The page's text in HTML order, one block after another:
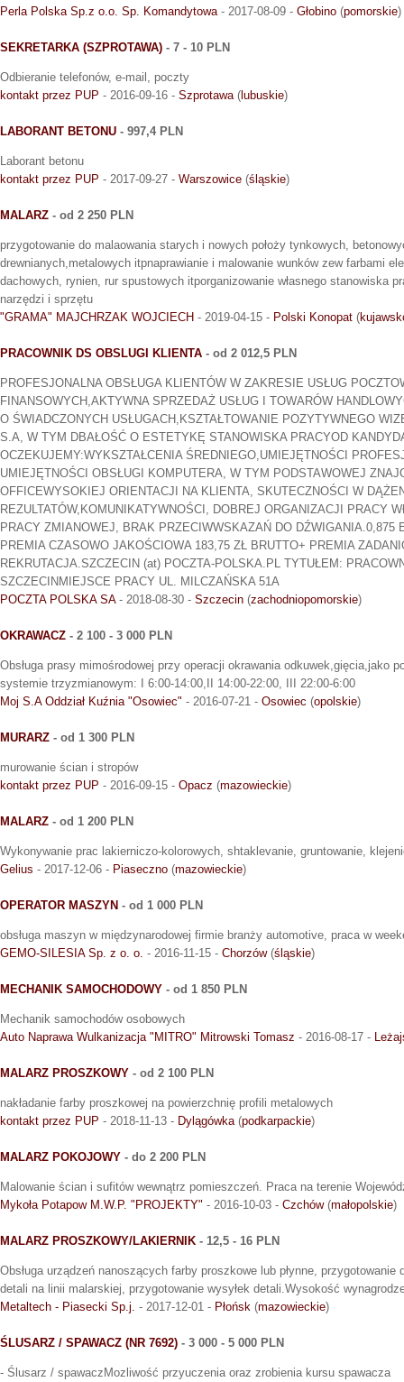
Perla Polska Sp.z o.o. Sp. Komandytowa- 2017-08-09 - Głobino (pomorskie)
SEKRETARKA (SZPROTAWA) - 7 - 10 PLN
Odbieranie telefonów, e-mail, poczty
kontakt przez PUP - 2016-09-16 - Szprotawa( lubuskie)
LABORANT BETONU - 997,4 PLN
Laborant betonu
kontakt przez PUP - 2017-09-27 - Warszowice (śląskie)
MALARZ - od 2 250 PLN
przygotowanie do malaowania starych i nowych położy tynkowych,
drewnianych,metalowych itpnaprawianie i malowanie wunków zew farbami
dachowych, rynien, rur spustowych itporganizowanie własnego stanowiska
narzędzi i sprzętu
"GRAMA" MAJCHRZAK WOJCIECH - 2019-04-15 - Polski Konopat (
PRACOWNIK DS OBSLUGI KLIENTA - od 2 012,5 PLN
PROFESJONALNA OBSŁUGA KLIENTÓW W ZAKRESIE USŁUG
FINANSOWYCH,AKTYWNA SPRZEDAŻ USŁUG I TOWARÓW
O ŚWIADCZONYCH USŁUGACH,KSZTAŁTOWANIE POZYTYWNEGO
S.A, W TYM DBAŁOŚĆ O ESTETYKĘ STANOWISKA PRACYOD
OCZEKUJEMY:WYKSZTAŁCENIA ŚREDNIEGO,UMIEJĘTNOŚCI
UMIEJĘTNOŚCI OBSŁUGI KOMPUTERA, W TYM PODSTAWOWEJ
OFFICEWYSOKIEJ ORIENTACJI NA KLIENTA, SKUTECZNOŚCI W
REZULTATÓW,KOMUNIKATYWNOŚCI, DOBREJ ORGANIZACJI PRACY
PRACY ZMIANOWEJ, BRAK PRZECIWWSKAZAŃ DO DŹWIGANIA.0,875
PREMIA CZASOWO JAKOŚCIOWA 183,75 ZŁ BRUTTO+ PREMIA
REKRUTACJA.SZCZECIN (at) POCZTA-POLSKA.PL TYTUŁEM:
SZCZECINMIEJSCE PRACY UL. MILCZAŃSKA 51A
POCZTA POLSKA SA- 2018-08-30 - Szczecin (zachodniopomorskie)
OKRAWACZ - 2 100 - 3 000 PLN
Obsługa prasy mimośrodowej przy operacji okrawania odkuwek,gięcia,jako
systemie trzyzmianowym: I 6:00-14:00,II 14:00-22:00, III 22:00-6:00
Moj S.A Oddział Kuźnia "Osowiec" - 2016-07-21 - Osowiec (opolskie)
MURARZ - od 1 300 PLN
murowanie ścian i stropów
kontakt przez PUP - 2016-09-15 - Opacz (mazowieckie)
MALARZ - od 1 200 PLN
Wykonywanie prac lakierniczo-kolorowych, shtaklevanie, gruntowanie,
Gelius - 2017-12-06 - Piaseczno (mazowieckie)
OPERATOR MASZYN - od 1 000 PLN
obsługa maszyn w międzynarodowej firmie branży automotive, praca w
GEMO-SILESIA Sp. z o. o. - 2016-11-15 - Chorzów(śląskie)
MECHANIK SAMOCHODOWY - od 1 850 PLN
Mechanik samochodów osobowych
Auto Naprawa Wulkanizacja "MITRO" Mitrowski Tomasz - 2016-08-17 -
MALARZ PROSZKOWY - od 2 100 PLN
nakładanie farby proszkowej na powierzchnię profili metalowych
kontakt przez PUP - 2018-11-13 - Dylągówka(podkarpackie)
MALARZ POKOJOWY - do 2 200 PLN
Malowanie ścian i sufitów wewnątrz pomieszczeń. Praca na terenie
Mykoła Potapow M.W.P. "PROJEKTY" - 2016-10-03 - Czchów(małopolskie)
MALARZ PROSZKOWY/LAKIERNIK - 12,5 - 16 PLN
Obsługa urządzeń nanoszących farby proszkowe lub płynne,
detali na linii malarskiej, przygotowanie wysyłek detali.Wysokość
Metaltech - Piasecki Sp.j. - 2017-12-01 - Płońsk (mazowieckie)
ŚLUSARZ / SPAWACZ (NR 7692) - 3 000 - 5 000 PLN
- Ślusarz / spawaczMozliwość przyuczenia oraz zrobienia kursu spawacza